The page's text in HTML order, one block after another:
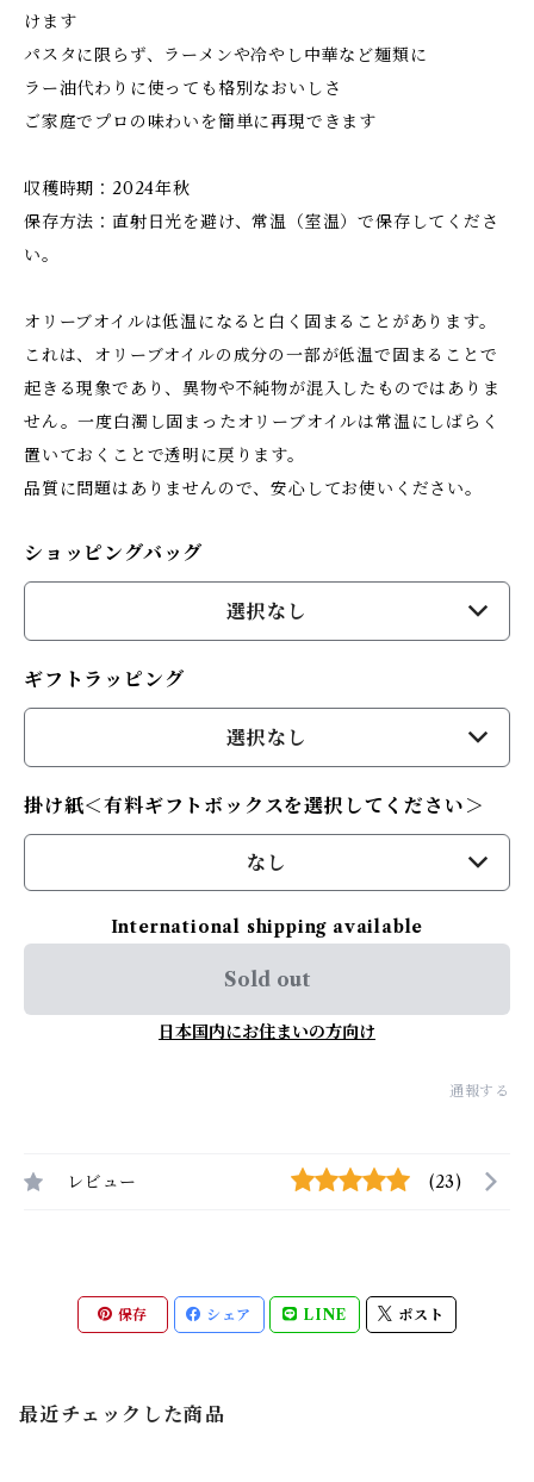
けます
パスタに限らず、ラーメンや冷やし中華など麺類に
ラー油代わりに使っても格別なおいしさ
ご家庭でプロの味わいを簡単に再現できます
収穫時期：2024年秋
保存方法：直射日光を避け、常温（室温）で保存してくださ
い。
オリーブオイルは低温になると白く固まることがあります。
これは、オリーブオイルの成分の一部が低温で固まることで
起きる現象であり、異物や不純物が混入したものではありま
せん。一度白濁し固まったオリーブオイルは常温にしばらく
置いておくことで透明に戻ります。
品質に問題はありませんので、安心してお使いください。
ショッピングバッグ
選択なし
ギフトラッピング
選択なし
掛け紙＜有料ギフトボックスを選択してください＞
なし
International shipping available
Sold out
日本国内にお住まいの方向け
通報する
レビュー (23)
保存 シェア LINE ポスト
最近チェックした商品